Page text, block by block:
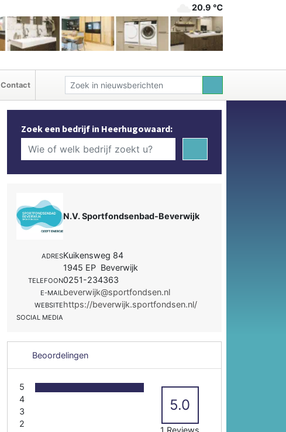
20.9 ℃
Contact
Zoek een bedrijf in Heerhugowaard:
N.V. Sportfondsenbad-Beverwijk
ADRESKuikensweg 84
1945 EP Beverwijk
TELEFOON0251-234363
E-MAILbeverwijk@sportfondsen.nl
WEBSITEhttps://beverwijk.sportfondsen.nl/
SOCIAL MEDIA
Beoordelingen
5
4
3
2
5.0
1 Reviews